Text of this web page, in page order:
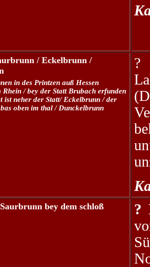
/ Eckelbrunn /
in des Printzen auß Hessen
/ bey der Statt Brubach erfunden
ist neher der Statt/ Eckelbrunn / der
oben im thal / Dunckelbrunn
?
bey dem schloß
?